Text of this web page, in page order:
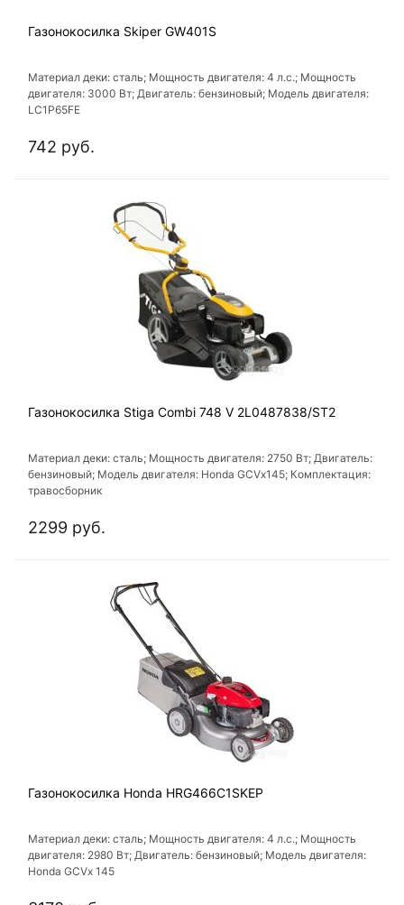
Газонокосилка Skiper GW401S
Материал деки: сталь; Мощность двигателя: 4 л.с.; Мощность
двигателя: 3000 Вт; Двигатель: бензиновый; Модель двигателя:
LC1P65FE
742 руб.
Газонокосилка Stiga Combi 748 V 2L0487838/ST2
Материал деки: сталь; Мощность двигателя: 2750 Вт; Двигатель:
бензиновый; Модель двигателя: Honda GCVx145; Комплектация:
травосборник
2299 руб.
Газонокосилка Honda HRG466C1SKEP
Материал деки: сталь; Мощность двигателя: 4 л.с.; Мощность
двигателя: 2980 Вт; Двигатель: бензиновый; Модель двигателя:
Honda GCVx 145